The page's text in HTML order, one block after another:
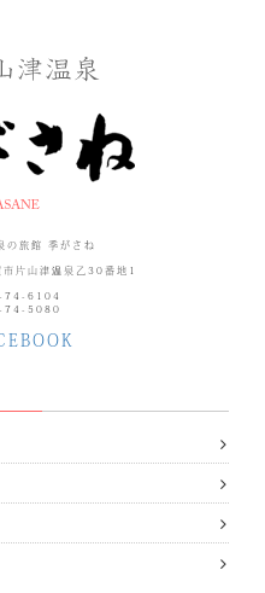
の旅館 季がさね
片山津温泉乙30番地1
74-6104
74-5080